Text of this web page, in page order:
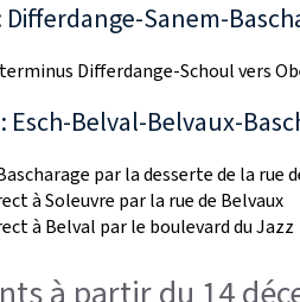
Differdange-Sanem-
Differdange-Schoul vers
Esch-Belval-Belvaux-
par la desserte de la rue
à Soleuvre par la rue de Belvaux
à Belval par le boulevard du Jazz
à partir du 14